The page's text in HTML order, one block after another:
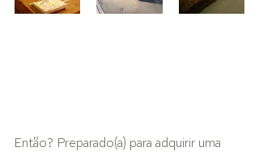
Então? Preparado(a) para adquirir uma